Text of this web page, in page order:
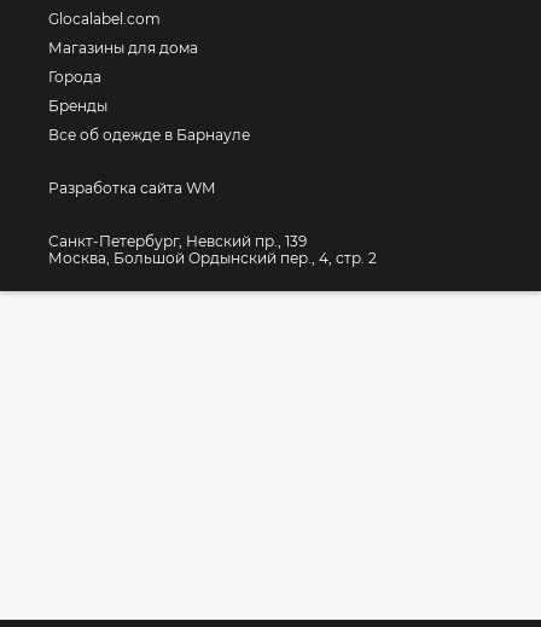
Glocalabel.com
Магазины для дома
Города
Бренды
Все об одежде в Барнауле
Разработка сайта WM
Санкт-Петербург, Невский пр., 139
Москва, Большой Ордынский пер., 4, стр. 2